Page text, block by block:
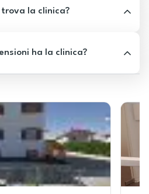
trova la clinica?
ha la clinica?